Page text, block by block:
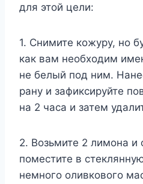
для этой цели:
1. Снимите кожуру, но
как вам необходим
не белый под ним.
рану и зафиксируйте
на 2 часа и затем
2. Возьмите 2 лимона и
поместите в
немного оливкового